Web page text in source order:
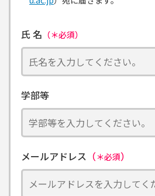
氏 名 （＊必須）
学部等
メールアドレス （＊必須）